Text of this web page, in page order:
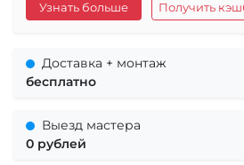
Узнать больше Получить
Доставка + монтаж
бесплатно
Выезд мастера
0 рублей